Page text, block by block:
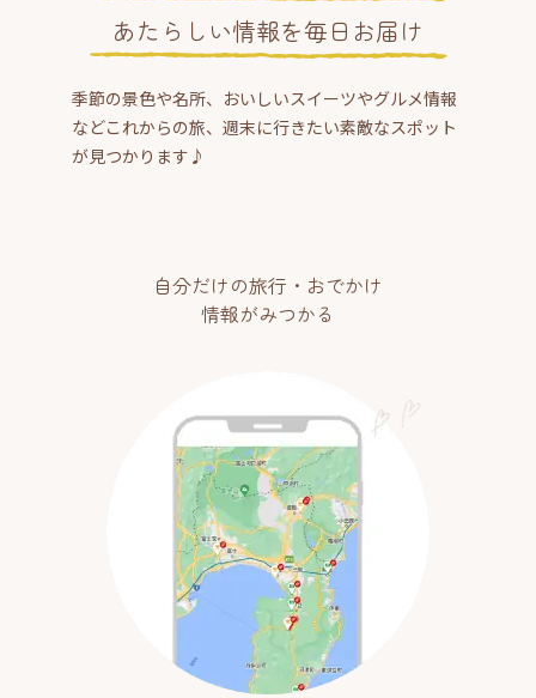
あたらしい情報を毎日お届け
季節の景色や名所、おいしいスイーツやグルメ情報
などこれからの旅、週末に行きたい素敵なスポット
が見つかります♪
自分だけの旅行・おでかけ
情報がみつかる